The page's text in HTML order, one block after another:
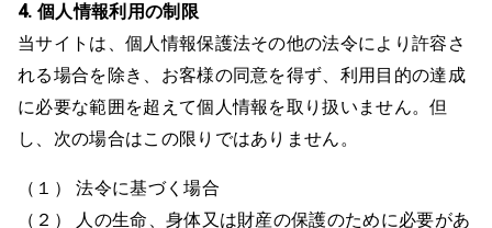
4. 個人情報利用の制限
当サイトは、個人情報保護法その他の法令により許容さ
れる場合を除き、お客様の同意を得ず、利用目的の達成
に必要な範囲を超えて個人情報を取り扱いません。但
し、次の場合はこの限りではありません。
（１） 法令に基づく場合
（２） 人の生命、身体又は財産の保護のために必要があ